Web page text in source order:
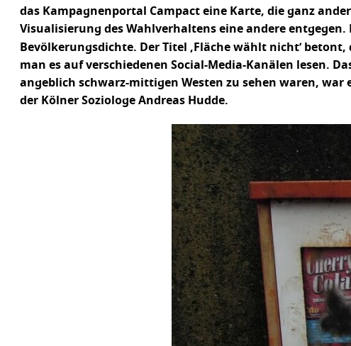
das Kampagnenportal Campact eine Karte, die ganz
Visualisierung des Wahlverhaltens eine andere
Bevölkerungsdichte. Der Titel ‚Fläche wählt nicht’
man es auf verschiedenen Social-Media-Kanälen lesen.
angeblich schwarz-mittigen Westen zu sehen waren,
der Kölner Soziologe Andreas Hudde.